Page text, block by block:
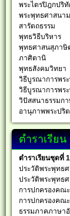
พระไตรปิฎกปริ
พระพุทธศาสนา
สารัตถธรรม
พุทธวิธีบริหาร
พุทธศาสนสุภาษิ
ภาศิตานิ
พุทธสังคมวิทยา
วิธีบูรณาการพร
วิธีบูรณาการพร
วิปัสสนาธรรมก
อานุภาพพระปริ
ตำราเรียน
ตำราเรียนชุดที่ 1
ประวัติพระพุทธ
ประวัติพระพุทธ
การปกครองคณ
การปกครองคณ
ธรรมภาคภาษา